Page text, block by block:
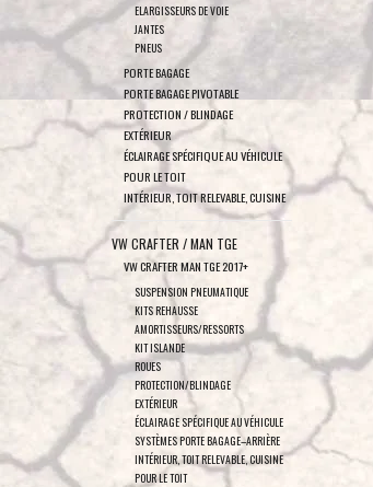
ELARGISSEURS DE VOIE
JANTES
PNEUS
PORTE BAGAGE
PORTE BAGAGE PIVOTABLE
PROTECTION / BLINDAGE
EXTÉRIEUR
ÉCLAIRAGE SPÉCIFIQUE AU VÉHICULE
POUR LE TOIT
INTÉRIEUR, TOIT RELEVABLE, CUISINE
VW CRAFTER / MAN TGE
VW CRAFTER MAN TGE 2017+
SUSPENSION PNEUMATIQUE
KITS REHAUSSE
AMORTISSEURS/RESSORTS
KIT ISLANDE
ROUES
PROTECTION/BLINDAGE
EXTÉRIEUR
ÉCLAIRAGE SPÉCIFIQUE AU VÉHICULE
SYSTÈMES PORTE BAGAGE–ARRIÈRE
INTÉRIEUR, TOIT RELEVABLE, CUISINE
POUR LE TOIT